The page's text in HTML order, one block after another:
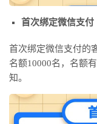
首次绑定微信支付
首次绑定微信支付的
名额10000名，名额
知。